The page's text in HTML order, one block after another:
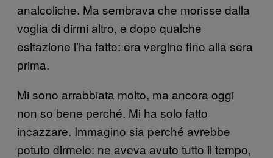
analcoliche. Ma sembrava che morisse dalla
voglia di dirmi altro, e dopo qualche
esitazione l’ha fatto: era vergine fino alla sera
prima.
Mi sono arrabbiata molto, ma ancora oggi
non so bene perché. Mi ha solo fatto
incazzare. Immagino sia perché avrebbe
potuto dirmelo: ne aveva avuto tutto il tempo,